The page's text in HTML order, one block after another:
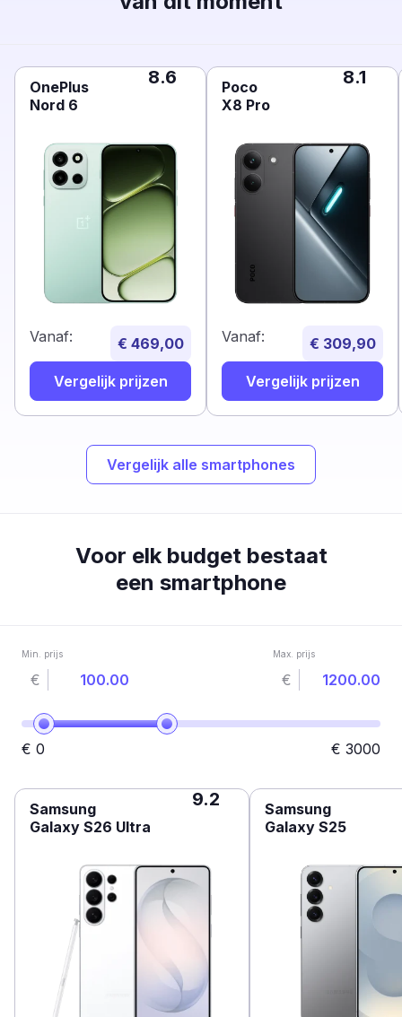
OnePlus
Nord 6
8.6
Vanaf: € 469,00
Vergelijk prijzen
Poco
X8 Pro
8.1
Vanaf: € 309,90
Vergelijk prijzen
Vergelijk alle smartphones
Voor elk budget bestaat
een smartphone
Min. prijs
€
Max. prijs
€
€ 0 € 3000
Samsung
Galaxy S26 Ultra
9.2
Samsung
Galaxy S25